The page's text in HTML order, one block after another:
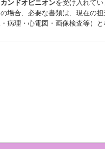
ンドオピニオンを受け入れてい
場合、必要な書類は、現在の
病理・心電図・画像検査等）と